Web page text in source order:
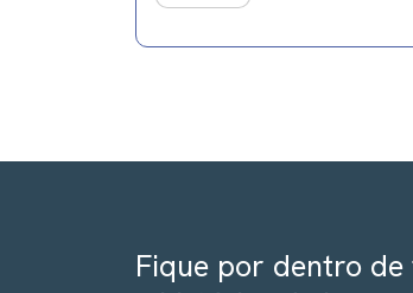
Fique por dentro